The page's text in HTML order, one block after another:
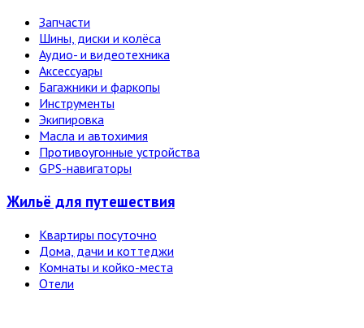
Запчасти
Шины, диски и колёса
Аудио- и видеотехника
Аксессуары
Багажники и фаркопы
Инструменты
Экипировка
Масла и автохимия
Противоугонные устройства
GPS-навигаторы
Жильё для путешествия
Квартиры посуточно
Дома, дачи и коттеджи
Комнаты и койко-места
Отели